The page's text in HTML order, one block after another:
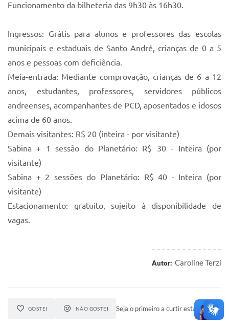
Funcionamento da bilheteria das 9h30 às 16h30.
Ingressos: Grátis para alunos e professores das escolas
municipais e estaduais de Santo André, crianças de 0 a 5
anos e pessoas com deficiência.
Meia-entrada: Mediante comprovação, crianças de 6 a 12
anos, estudantes, professores, servidores públicos
andreenses, acompanhantes de PCD, aposentados e idosos
acima de 60 anos.
Demais visitantes: R$ 20 (inteira - por visitante)
Sabina + 1 sessão do Planetário: R$ 30 - Inteira (por
visitante)
Sabina + 2 sessões do Planetário: R$ 40 - Inteira (por
visitante)
Estacionamento: gratuito, sujeito à disponibilidade de
vagas.
Autor: Caroline Terzi
GOSTEI NÃO GOSTEI Seja o primeiro a curtir esta notícia.